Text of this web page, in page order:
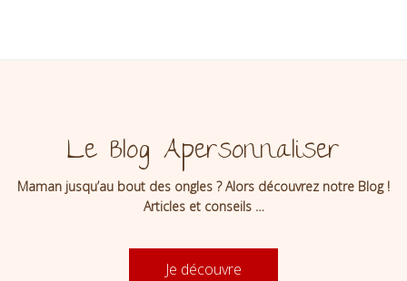
Le Blog Apersonnaliser
Maman jusqu’au bout des ongles ? Alors découvrez notre Blog !
Articles et conseils …
Je découvre